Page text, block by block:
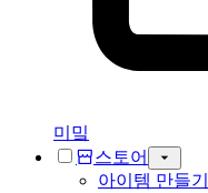
미밐
스토어
아이템 만들기